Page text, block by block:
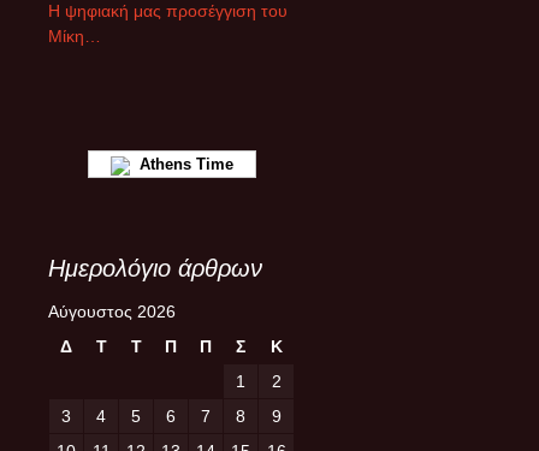
Η ψηφιακή μας προσέγγιση του
Μίκη…
Athens Time
Ημερολόγιο άρθρων
Αύγουστος 2026
Δ
Τ Τ Π Π Σ
Κ
1
2
3
4 5 6 7 8
9